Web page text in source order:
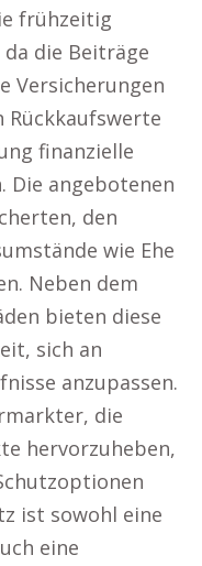
frühzeitig
die Beiträge
Versicherungen
finanzielle
Die angebotenen
den
wie Ehe
Neben dem
bieten diese
sich an
anzupassen.
die
hervorzuheben,
ist sowohl eine
eine